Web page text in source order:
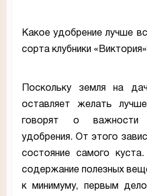
Какое удобрение лучше
сорта клубники
Поскольку земля на
оставляет желать
говорят о важности
удобрения. От этого
состояние самого
содержание полезных
к минимуму, первым